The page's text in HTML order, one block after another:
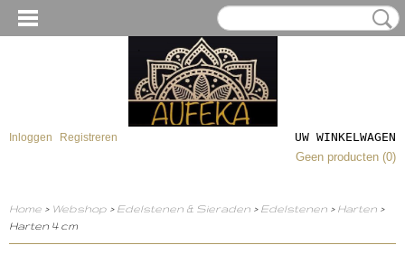
Inloggen Registreren
UW WINKELWAGEN
Geen producten (0)
Home > Webshop > Edelstenen & Sieraden > Edelstenen > Harten >
Harten 4 cm